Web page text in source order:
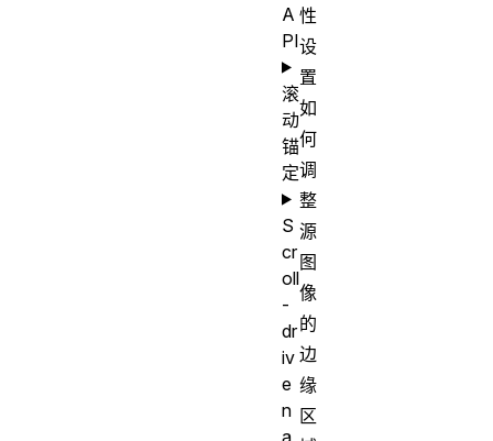
性
设
置
如
何
调
整
源
图
像
的
边
缘
区
A
PI
滚
动
锚
定
S
cr
oll
-
dr
iv
e
n
a